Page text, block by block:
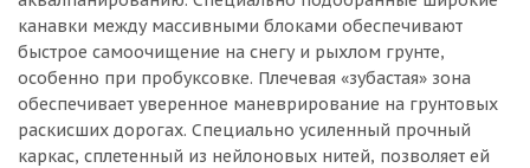
канавки между массивными блоками обеспечивают
быстрое самоочищение на снегу и рыхлом грунте,
особенно при пробуксовке. Плечевая «зубастая» зона
обеспечивает уверенное маневрирование на грунтовых
раскисших дорогах. Специально усиленный прочный
каркас, сплетенный из нейлоновых нитей, позволяет ей